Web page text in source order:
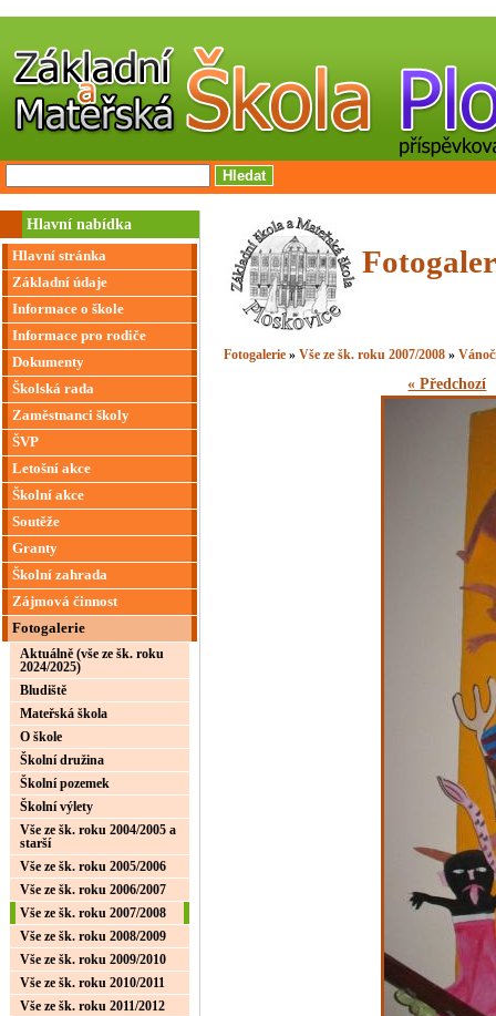
Hlavní nabídka
Hlavní stránka
Základní údaje
Informace o škole
Informace pro rodiče
Dokumenty
Školská rada
Zaměstnanci školy
ŠVP
Letošní akce
Školní akce
Soutěže
Granty
Školní zahrada
Zájmová činnost
Fotogalerie
Aktuálně (vše ze šk. roku
2024/2025)
Bludiště
Mateřská škola
O škole
Školní družina
Školní pozemek
Školní výlety
Vše ze šk. roku 2004/2005 a
starší
Vše ze šk. roku 2005/2006
Vše ze šk. roku 2006/2007
Vše ze šk. roku 2007/2008
Vše ze šk. roku 2008/2009
Vše ze šk. roku 2009/2010
Vše ze šk. roku 2010/2011
Vše ze šk. roku 2011/2012
Fotogalerie »Vše ze šk. roku 2007/2008 »
« Předchozí